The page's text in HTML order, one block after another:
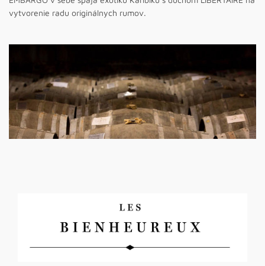
vytvorenie radu originálnych rumov.